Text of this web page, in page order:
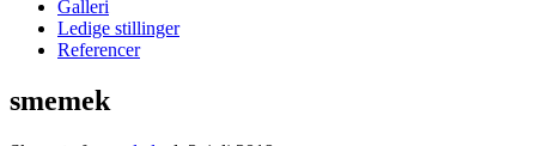
Galleri
Ledige stillinger
Referencer
smemek